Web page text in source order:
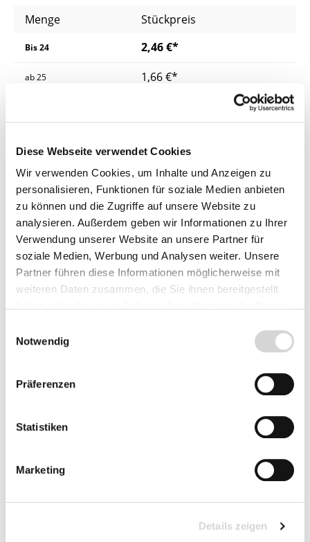
Diese Webseite verwendet Cookies
Wir verwenden Cookies, um Inhalte und Anzeigen zu
personalisieren, Funktionen für soziale Medien anbieten
zu können und die Zugriffe auf unsere Website zu
analysieren. Außerdem geben wir Informationen zu Ihrer
Verwendung unserer Website an unsere Partner für
soziale Medien, Werbung und Analysen weiter. Unsere
Partner führen diese Informationen möglicherweise mit
weiteren Daten zusammen, die Sie ihnen bereitgestellt
Notwendig
Präferenzen
Statistiken
Marketing
Details zeigen
Menge Stückpreis
Bis24 2,46 €*
ab25 1,66 €*
Preise inkl. MwSt.zzgl. Versandkosten
Lieferzeit: 4 - 8 Werktage
Herkunft
Produkt Anzahl: Gib den gewünschten
Fragen zum Artikel
Bewertungen